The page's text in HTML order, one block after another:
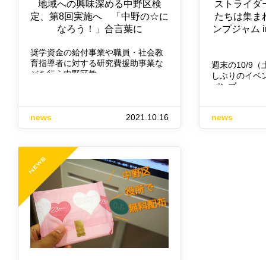
地域への興味深める中野区検
定、第8回実施へ 「中野の☆に
なろう！」合言葉に
奨学資金の給付事業や職員・社会教
育指導者に対する研究費援助事業な
どを行う中野区教…
news 2021.10.16
ストライダ
たちは集ま
ンプジャム
週末の10/9（
しぶりのイベ
パンプ…
news